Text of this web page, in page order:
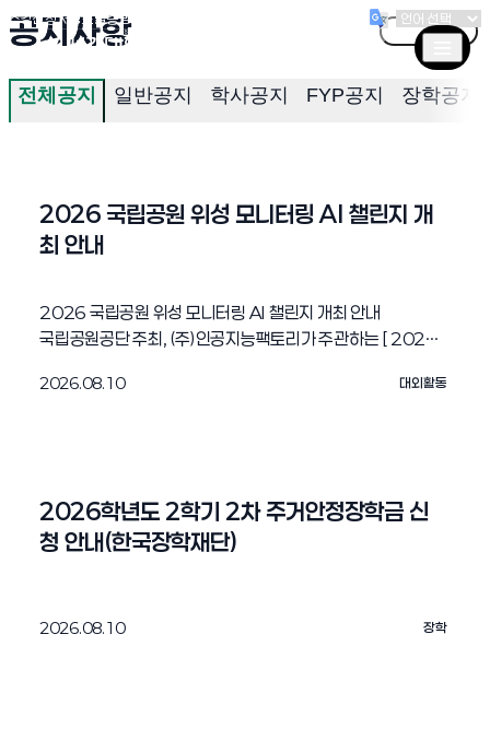
서경대학교
수강신청(새창 열림)
서경포탈(새창 열림)
증명서발급
공지사항 전체 보기
전체공지 일반공지 학사공지 FYP공지 장학공지
2026 국립공원 위성 모니터링 AI 챌린지 개
최 안내
2026 국립공원 위성 모니터링 AI 챌린지 개최 안내
국립공원공단 주최, (주)인공지능팩토리가 주관하는 [ 2026
활용하여 숫립공원의 기후변화와 환경 훼손을 모니터링하는
기회를 제공하오니 관심 있는 학생은 아래 개요를
확인해주시길 바랍니다. 개요 가. 대회명: 2026 국립공원
위성 모니터링 AI 챌린지 나. 대회주제: 위성영상 및 AI 기반
시설물 감지 4) 해안 쓰레기 감지 다. 참여대상:
2026.08.10 대외활동
2026학년도 2학기 2차 주거안정장학금 신
청 안내(한국장학재단)
2026.08.10 장학